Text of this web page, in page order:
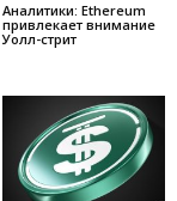
Аналитики: Ethereum
привлекает внимание
Уолл-стрит